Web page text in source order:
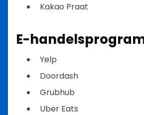
Kakao Praat
E-
Yelp
Doordash
Grubhub
Uber Eats